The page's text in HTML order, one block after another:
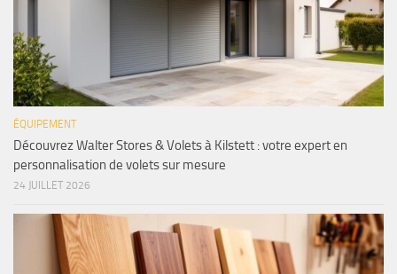
ÉQUIPEMENT
Découvrez Walter Stores & Volets à Kilstett : votre expert en
personnalisation de volets sur mesure
24 JUILLET 2026